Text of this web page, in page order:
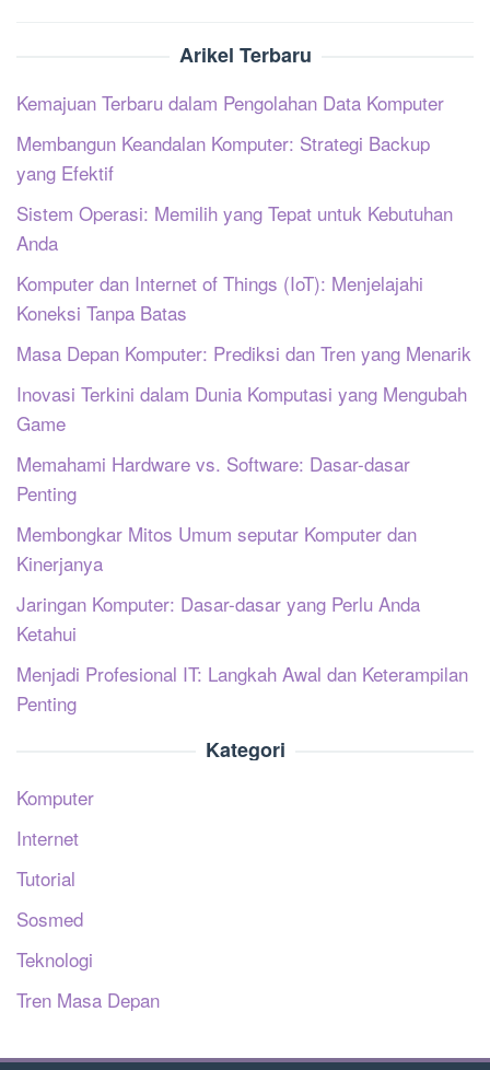
Arikel Terbaru
Kemajuan Terbaru dalam Pengolahan Data Komputer
Membangun Keandalan Komputer: Strategi Backup
yang Efektif
Sistem Operasi: Memilih yang Tepat untuk Kebutuhan
Anda
Komputer dan Internet of Things (IoT): Menjelajahi
Koneksi Tanpa Batas
Masa Depan Komputer: Prediksi dan Tren yang Menarik
Inovasi Terkini dalam Dunia Komputasi yang Mengubah
Game
Memahami Hardware vs. Software: Dasar-dasar
Penting
Membongkar Mitos Umum seputar Komputer dan
Kinerjanya
Jaringan Komputer: Dasar-dasar yang Perlu Anda
Ketahui
Menjadi Profesional IT: Langkah Awal dan Keterampilan
Penting
Kategori
Komputer
Internet
Tutorial
Sosmed
Teknologi
Tren Masa Depan